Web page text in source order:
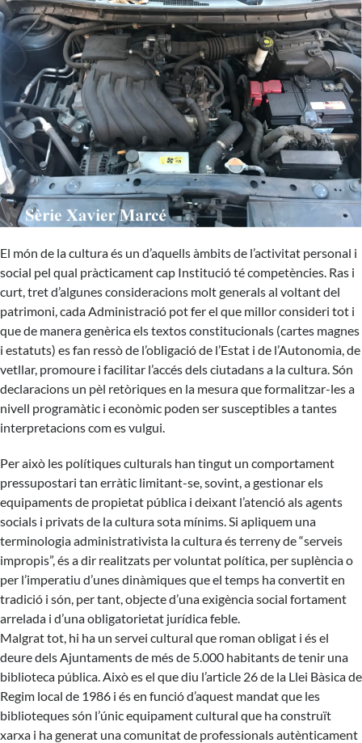
El món de la cultura és un d’aquells àmbits de l’activitat personal i
social pel qual pràcticament cap Institució té competències. Ras i
curt, tret d’algunes consideracions molt generals al voltant del
patrimoni, cada Administració pot fer el que millor consideri tot i
que de manera genèrica els textos constitucionals (cartes magnes
i estatuts) es fan ressò de l’obligació de l’Estat i de l’Autonomia, de
vetllar, promoure i facilitar l’accés dels ciutadans a la cultura. Són
declaracions un pèl retòriques en la mesura que formalitzar-les a
nivell programàtic i econòmic poden ser susceptibles a tantes
interpretacions com es vulgui.
Per això les polítiques culturals han tingut un comportament
pressupostari tan erràtic limitant-se, sovint, a gestionar els
equipaments de propietat pública i deixant l’atenció als agents
socials i privats de la cultura sota mínims. Si apliquem una
terminologia administrativista la cultura és terreny de “serveis
impropis”, és a dir realitzats per voluntat política, per suplència o
per l’imperatiu d’unes dinàmiques que el temps ha convertit en
tradició i són, per tant, objecte d’una exigència social fortament
arrelada i d’una obligatorietat jurídica feble.
Malgrat tot, hi ha un servei cultural que roman obligat i és el
deure dels Ajuntaments de més de 5.000 habitants de tenir una
biblioteca pública. Això es el que diu l’article 26 de la Llei Bàsica de
Regim local de 1986 i és en funció d’aquest mandat que les
biblioteques són l’únic equipament cultural que ha construït
xarxa i ha generat una comunitat de professionals autènticament